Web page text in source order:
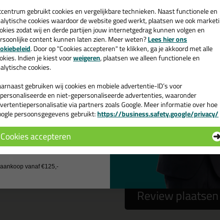
gebruiken het e-mailadres alleen om contact op te nemen bij vragen)
nee
Review plaatsen
gebruikt cookies en vergelijkbare technieken. Naast functionele en
cookies waardoor de website goed werkt, plaatsen we ook
zodat wij en derde partijen jouw internetgedrag kunnen volgen en
content kunnen laten zien. Meer weten?Lees hier ons
. Door op "Cookies accepteren" te klikken, ga je akkoord met alle
Indien je kiest voorweigeren, plaatsen we alleen functionele en
cookies.
gebruiken wij cookies en mobiele advertentie-ID’s voor
en niet-gepersonaliseerde advertenties, waaronder
via partners zoals Google. Meer informatie over hoe
persoonsgegevens gebruikt:https://business.safety.google/privacy/
Cookies accepteren
💚
en ontvang een
€35,-bij je eerste bestelling!
de actiecode ›
geen cadeau
vanaf €125,-